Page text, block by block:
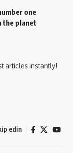
one
the planet
articles instantly!
edin